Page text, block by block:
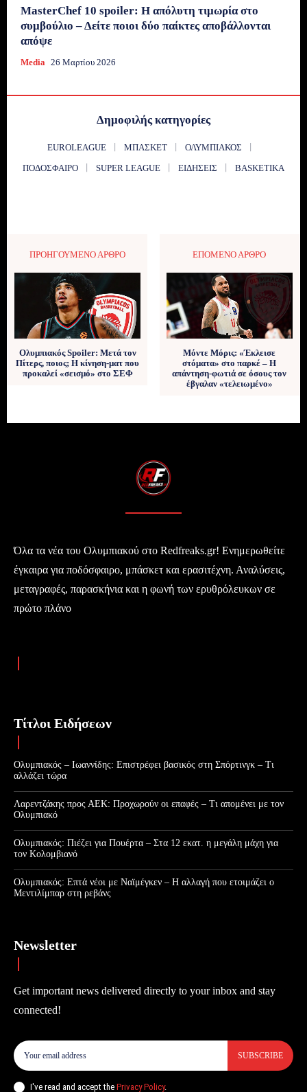
MasterChef 10 spoiler: Η απόλυτη τιμωρία στο
συμβούλιο – Δείτε ποιοι δύο παίκτες αποβάλλονται
απόψε
Media 26 Μαρτίου 2026
Δημοφιλής κατηγορίες
EUROLEAGUE ΜΠΆΣΚΕΤ
ΟΛΥΜΠΙΑΚΌΣ
ΠΟΔΌΣΦΑΙΡΟ
SUPER LEAGUE ΕΙΔΉΣΕΙΣ BASKETIKA
ΠΡΟΗΓΟΎΜΕΝΟ ΆΡΘΡΟ
Ολυμπιακός Spoiler: Μετά τον
Πίτερς, ποιος; Η κίνηση-ματ που
προκαλεί «σεισμό» στο ΣΕΦ
ΕΠΌΜΕΝΟ ΆΡΘΡΟ
Μόντε Μόρις: «Έκλεισε
στόματα» στο παρκέ – Η
απάντηση-φωτιά σε όσους τον
έβγαλαν «τελειωμένο»
Όλα τα νέα του Ολυμπιακού στο Redfreaks.gr! Ενημερωθείτε
έγκαιρα για ποδόσφαιρο, μπάσκετ και ερασιτέχνη. Αναλύσεις,
μεταγραφές, παρασκήνια και η φωνή των ερυθρόλευκων σε
πρώτο πλάνο
Τίτλοι Ειδήσεων
Ολυμπιακός – Ιωαννίδης: Επιστρέφει βασικός στη Σπόρτινγκ – Τι
αλλάζει τώρα
Λαρεντζάκης προς ΑΕΚ: Προχωρούν οι επαφές – Τι απομένει με τον
Ολυμπιακό
Ολυμπιακός: Πιέζει για Πουέρτα – Στα 12 εκατ. η μεγάλη μάχη για
τον Κολομβιανό
Ολυμπιακός: Επτά νέοι με Ναϊμέγκεν – Η αλλαγή που ετοιμάζει ο
Μεντιλίμπαρ στη ρεβάνς
Newsletter
Get important news delivered directly to your inbox and stay
connected!
SUBSCRIBE
I've read and accept the Privacy Policy.